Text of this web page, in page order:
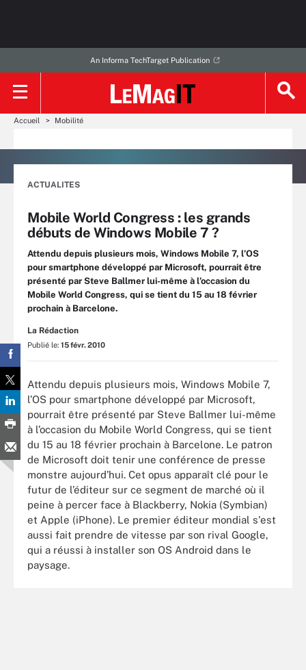
An Informa TechTarget Publication
Accueil Mobilité
ACTUALITES
Mobile World Congress : les grands
débuts de Windows Mobile 7 ?
Attendu depuis plusieurs mois, Windows Mobile 7, l’OS
pour smartphone développé par Microsoft, pourrait être
présenté par Steve Ballmer lui-même à l’occasion du
Mobile World Congress, qui se tient du 15 au 18 février
prochain à Barcelone.
La Rédaction
Publié le: 15 févr. 2010
Attendu depuis plusieurs mois, Windows Mobile 7,
l’OS pour smartphone développé par Microsoft,
pourrait être présenté par Steve Ballmer lui-même
à l’occasion du Mobile World Congress, qui se tient
du 15 au 18 février prochain à Barcelone. Le patron
de Microsoft doit tenir une conférence de presse
monstre aujourd’hui. Cet opus apparaît clé pour le
futur de l’éditeur sur ce segment de marché où il
peine à percer face à Blackberry, Nokia (Symbian)
et Apple (iPhone). Le premier éditeur mondial s'est
aussi fait prendre de vitesse par son rival Google,
qui a réussi à installer son OS Android dans le
paysage.